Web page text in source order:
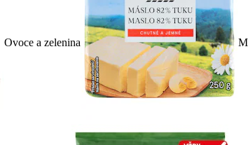
Ovoce a zelenina